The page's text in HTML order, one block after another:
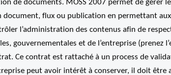
de documents. MOSS 2007 permet de gérer
document, flux ou publication en permettant
l’administration des contenus afin de
gouvernementales et de l’entreprise (prenez
Ce contrat est rattaché à un process de
peut avoir intérêt à conserver, il doit être